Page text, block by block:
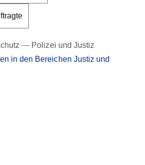
Polizei und Justiz
in den Bereichen Justiz und